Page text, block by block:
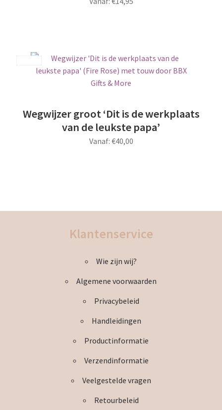
meerdere
variaties.
Deze
kan
gekozen
worden
op
Wegwijzer groot ‘Dit is de werkplaats
van de leukste papa’
Vanaf: €40,00
variaties.
optie
gekozen
op
de
Klantenservice
Wie zijn wij?
Algemene voorwaarden
Privacybeleid
Handleidingen
Productinformatie
Verzendinformatie
Veelgestelde vragen
Retourbeleid